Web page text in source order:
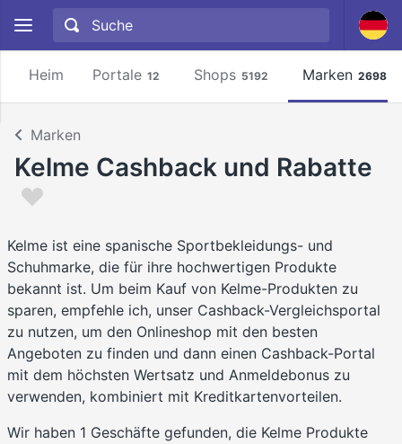
Heim Portale 12 Shops 5192 Marken 2698
Marken
Kelme Cashback und Rabatte
Kelme ist eine spanische Sportbekleidungs- und
Schuhmarke, die für ihre hochwertigen Produkte
bekannt ist. Um beim Kauf von Kelme-Produkten zu
sparen, empfehle ich, unser Cashback-Vergleichsportal
zu nutzen, um den Onlineshop mit den besten
Angeboten zu finden und dann einen Cashback-Portal
mit dem höchsten Wertsatz und Anmeldebonus zu
verwenden, kombiniert mit Kreditkartenvorteilen.
Wir haben 1 Geschäfte gefunden, die Kelme Produkte